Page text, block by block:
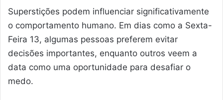
Superstições podem influenciar significativamente
o comportamento humano. Em dias como a Sexta-
Feira 13, algumas pessoas preferem evitar
decisões importantes, enquanto outros veem a
data como uma oportunidade para desafiar o
medo.